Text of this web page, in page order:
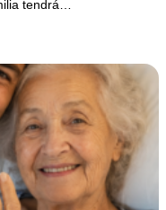
a ella por encima
tendrá…